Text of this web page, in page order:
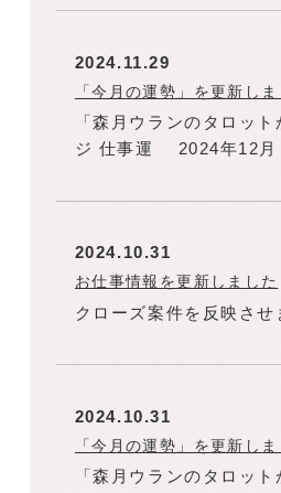
2024.11.29
「今月の運勢」を更新しま
「森月ウランのタロッ
ジ 仕事運 2024年12
2024.10.31
お仕事情報を更新しました
クローズ案件を反映させ
2024.10.31
「今月の運勢」を更新しま
「森月ウランのタロッ